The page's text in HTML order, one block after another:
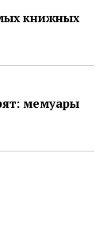
книжных
мемуары